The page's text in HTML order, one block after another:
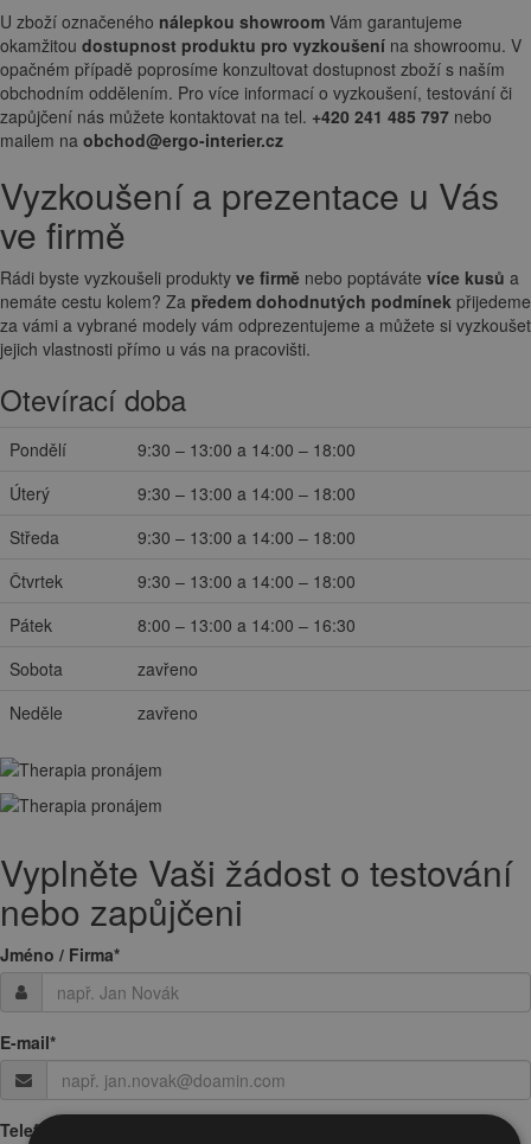
U zboží označeného nálepkou showroom Vám garantujeme
okamžitou dostupnost produktu pro vyzkoušení na showroomu. V
opačném případě poprosíme konzultovat dostupnost zboží s naším
obchodním oddělením. Pro více informací o vyzkoušení, testování či
zapůjčení nás můžete kontaktovat na tel. +420 241 485 797 nebo
mailem na obchod@ergo-interier.cz
Vyzkoušení a prezentace u Vás
ve firmě
Rádi byste vyzkoušeli produkty ve firmě nebo poptáváte více kusů a
nemáte cestu kolem? Za předem dohodnutých podmínek přijedeme
za vámi a vybrané modely vám odprezentujeme a můžete si vyzkoušet
jejich vlastnosti přímo u vás na pracovišti.
Otevírací doba
Pondělí
9:30 – 13:00 a 14:00 – 18:00
Úterý
9:30 – 13:00 a 14:00 – 18:00
Středa
9:30 – 13:00 a 14:00 – 18:00
Čtvrtek
9:30 – 13:00 a 14:00 – 18:00
Pátek
8:00 – 13:00 a 14:00 – 16:30
Sobota
zavřeno
Neděle
zavřeno
Vyplněte Vaši žádost o testování
nebo zapůjčeni
Jméno / Firma*
E-mail*
Telefon